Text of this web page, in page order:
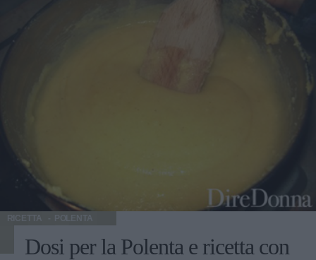
RICETTA
Dosi per la Polenta e ricetta con